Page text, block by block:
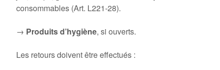
consommables (Art. L221-28).
→ Produits d’hygiène, si ouverts.
Les retours doivent être effectués :